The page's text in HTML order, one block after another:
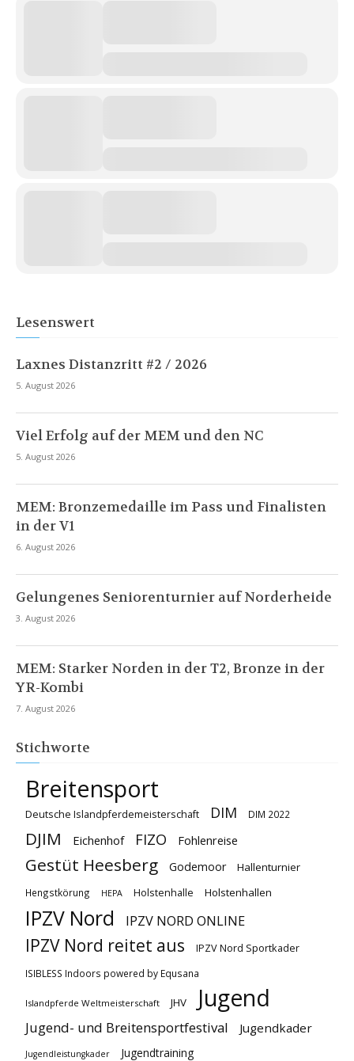
Lesenswert
Laxnes Distanzritt #2 / 2026
5. August 2026
Viel Erfolg auf der MEM und den NC
5. August 2026
MEM: Bronzemedaille im Pass und Finalisten
in der V1
6. August 2026
Gelungenes Seniorenturnier auf Norderheide
3. August 2026
MEM: Starker Norden in der T2, Bronze in der
YR-Kombi
7. August 2026
Stichworte
Breitensport
Deutsche Islandpferdemeisterschaft DIM DIM 2022
DJIM Eichenhof FIZO Fohlenreise
Gestüt Heesberg Godemoor Hallenturnier
Hengstkörung HEPA Holstenhalle Holstenhallen
IPZV Nord IPZV NORD ONLINE
IPZV Nord reitet aus IPZV Nord Sportkader
ISIBLESS Indoors powered by Equsana
Islandpferde Weltmeisterschaft JHV Jugend
Jugend- und Breitensportfestival Jugendkader
Jugendleistungkader Jugendtraining